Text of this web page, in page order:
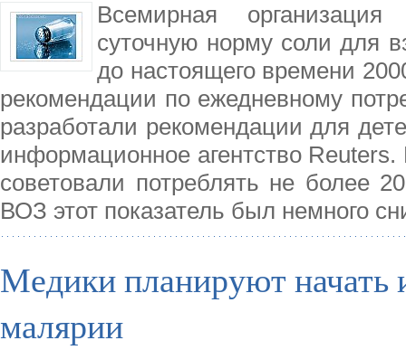
Всемирная
суточную норму соли для
до настоящего времени
рекомендации по ежедневному
разработали рекомендации для
информационное агентство
советовали потреблять не более
ВОЗ этот показатель был немного
Медики планируют начать
малярии